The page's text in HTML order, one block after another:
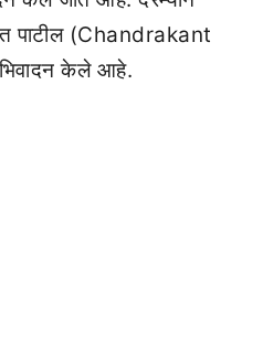
पाटील (Chandrakant
केले आहे.